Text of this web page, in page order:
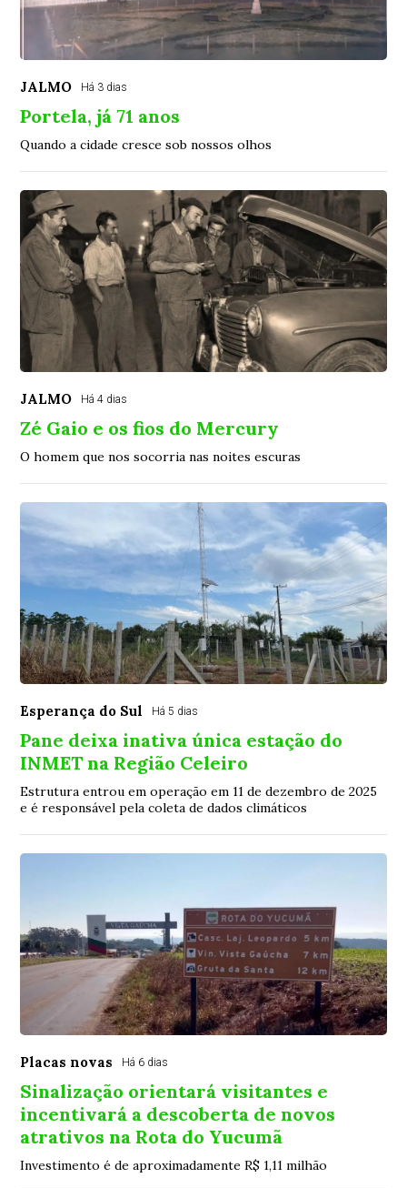
JALMO Há 3 dias
Portela, já 71 anos
Quando a cidade cresce sob nossos olhos
JALMO Há 4 dias
Zé Gaio e os fios do Mercury
O homem que nos socorria nas noites escuras
Esperança do Sul Há 5 dias
Pane deixa inativa única estação do
INMET na Região Celeiro
Estrutura entrou em operação em 11 de dezembro de 2025
e é responsável pela coleta de dados climáticos
Placas novas Há 6 dias
Sinalização orientará visitantes e
incentivará a descoberta de novos
atrativos na Rota do Yucumã
Investimento é de aproximadamente R$ 1,11 milhão